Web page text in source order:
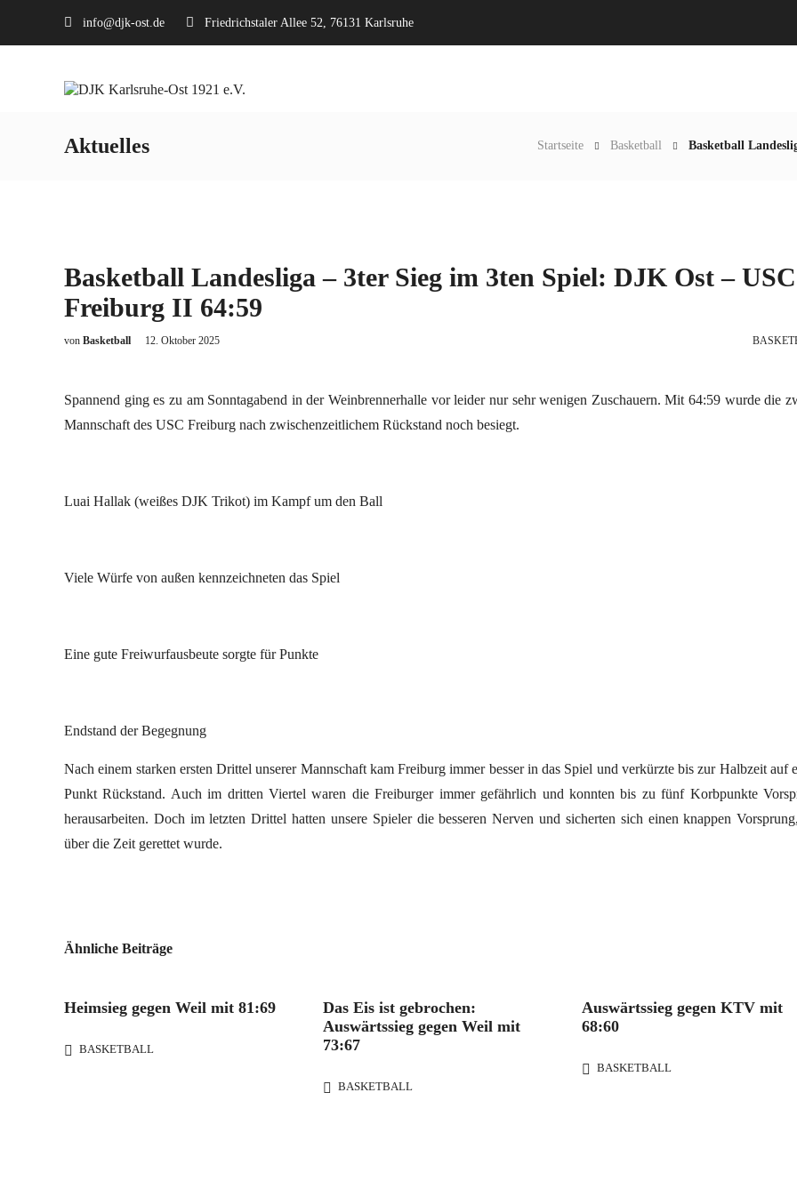
info@djk-ost.de Friedrichstaler Allee 52, 76131 Karlsruhe
Aktuelles Startseite Basketball Basketball
Basketball Landesliga – 3ter Sieg im 3ten Spiel: DJK Ost – USC
Freiburg II 64:59
von Basketball 12. Oktober 2025
Spannend ging es zu am Sonntagabend in der Weinbrennerhalle vor leider nur sehr wenigen Zuschauern. Mit 64:59 wurde die
Mannschaft des USC Freiburg nach zwischenzeitlichem Rückstand noch besiegt.
Luai Hallak (weißes DJK Trikot) im Kampf um den Ball
Viele Würfe von außen kennzeichneten das Spiel
Eine gute Freiwurfausbeute sorgte für Punkte
Endstand der Begegnung
Nach einem starken ersten Drittel unserer Mannschaft kam Freiburg immer besser in das Spiel und verkürzte bis zur Halbzeit auf
Punkt Rückstand. Auch im dritten Viertel waren die Freiburger immer gefährlich und konnten bis zu fünf Korbpunkte
herausarbeiten. Doch im letzten Drittel hatten unsere Spieler die besseren Nerven und sicherten sich einen knappen
über die Zeit gerettet wurde.
Ähnliche Beiträge
Heimsieg gegen Weil mit 81:69
BASKETBALL
Das Eis ist gebrochen:
Auswärtssieg gegen Weil mit
73:67
BASKETBALL
Auswärtssieg gegen KTV mit
68:60
BASKETBALL